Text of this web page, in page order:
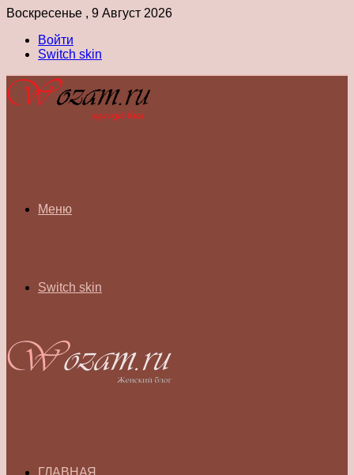
Воскресенье , 9 Август 2026
Войти
Switch skin
Меню
Switch skin
ГЛАВНАЯ